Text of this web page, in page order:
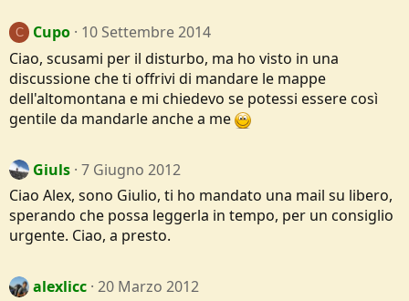
c
i
o
n
s
:
C Cupo 10 Settembre 2014
Ciao, scusami per il disturbo, ma ho visto in una
discussione che ti offrivi di mandare le mappe
dell'altomontana e mi chiedevo se potessi essere così
gentile da mandarle anche a me
Giuls 7 Giugno 2012
Ciao Alex, sono Giulio, ti ho mandato una mail su libero,
sperando che possa leggerla in tempo, per un consiglio
urgente. Ciao, a presto.
alexlicc 20 Marzo 2012